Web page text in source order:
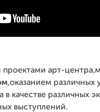
арт-
,оказанием различных
качестве различных
выступлений.